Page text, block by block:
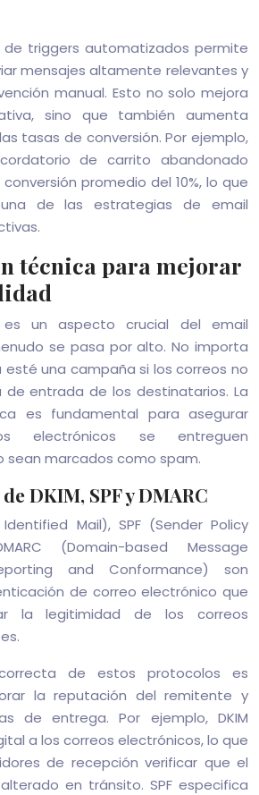
de triggers automatizados permite
mensajes altamente relevantes y
manual. Esto no solo mejora
sino que también aumenta
tasas de conversión. Por ejemplo,
de carrito abandonado
promedio del 10%, lo que
de las estrategias de email
técnica para mejorar
es un aspecto crucial del email
se pasa por alto. No importa
esté una campaña si los correos no
entrada de los destinatarios. La
es fundamental para asegurar
electrónicos se entreguen
marcados como spam.
DKIM, SPF y DMARC
Identified Mail), SPF (Sender Policy
(Domain-based Message
and Conformance) son
de correo electrónico que
la legitimidad de los correos
de estos protocolos es
la reputación del remitente y
de entrega. Por ejemplo, DKIM
a los correos electrónicos, lo que
de recepción verificar que el
en tránsito. SPF especifica